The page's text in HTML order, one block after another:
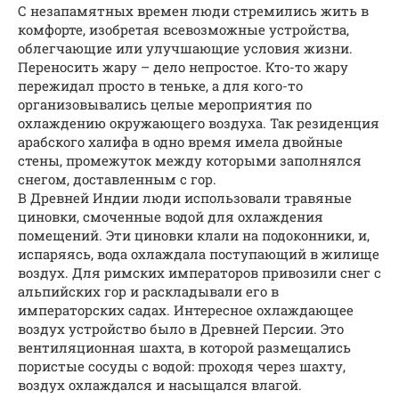
С незапамятных времен люди стремились жить в
комфорте, изобретая всевозможные устройства,
облегчающие или улучшающие условия жизни.
Переносить жару – дело непростое. Кто-то жару
пережидал просто в теньке, а для кого-то
организовывались целые мероприятия по
охлаждению окружающего воздуха. Так резиденция
арабского халифа в одно время имела двойные
стены, промежуток между которыми заполнялся
снегом, доставленным с гор.
В Древней Индии люди использовали травяные
циновки, смоченные водой для охлаждения
помещений. Эти циновки клали на подоконники, и,
испаряясь, вода охлаждала поступающий в жилище
воздух. Для римских императоров привозили снег с
альпийских гор и раскладывали его в
императорских садах. Интересное охлаждающее
воздух устройство было в Древней Персии. Это
вентиляционная шахта, в которой размещались
пористые сосуды с водой: проходя через шахту,
воздух охлаждался и насыщался влагой.